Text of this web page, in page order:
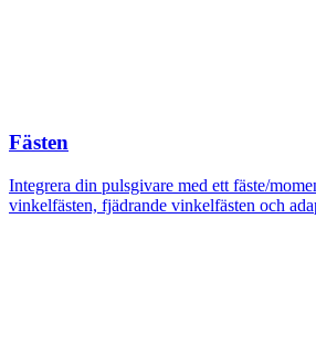
Fästen
Integrera din pulsgivare med ett fäste/
vinkelfästen, fjädrande vinkelfästen och